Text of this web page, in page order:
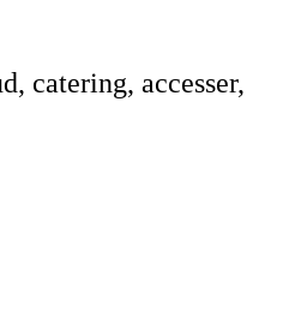
catering, accesser,